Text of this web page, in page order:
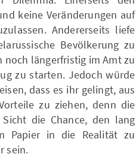
keine Veränderungen auf
Andererseits liefe
Bevölkerung zu
noch längerfristig im Amt zu
zu starten. Jedoch würde
dass es ihr gelingt, aus
zu ziehen, denn die
die Chance, den lang
Papier in die Realität zu
sein.